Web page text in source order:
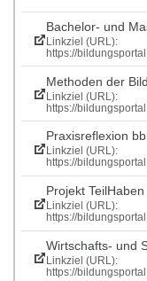
Bachelor- und
Linkziel (URL):
https://
Methoden der
Linkziel (URL):
https://
Praxisreflexion
Linkziel (URL):
https://
Projekt
Linkziel (URL):
https://
Wirtschafts- und
Linkziel (URL):
https://